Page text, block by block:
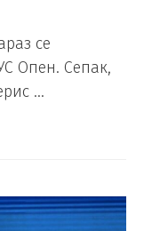
се
Опен. Сепак,
…